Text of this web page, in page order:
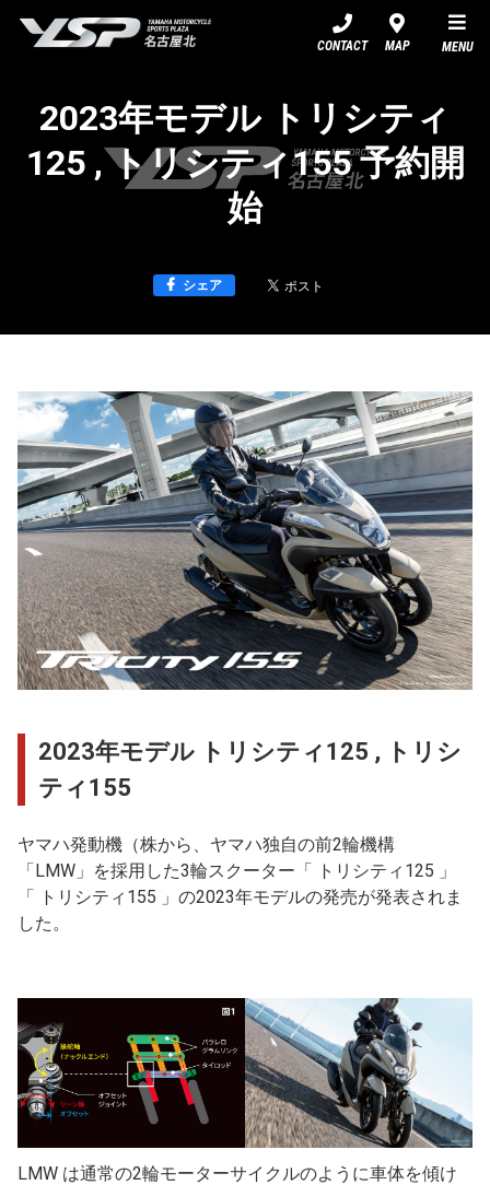
CONTACT MAP MENU
2023年モデル トリシティ
125 , トリシティ155 予約開
始
シェア
2023年モデル トリシティ125 , トリシ
ティ155
ヤマハ発動機（株から、ヤマハ独自の前2輪機構
「LMW」を採用した3輪スクーター「 トリシティ125 」
「 トリシティ155 」の2023年モデルの発売が発表されま
した。
LMW は通常の2輪モーターサイクルのように車体を傾け